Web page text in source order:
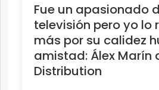
Fue un apasionado
televisión pero yo lo
más por su calidez
amistad: Álex Marín
Distribution